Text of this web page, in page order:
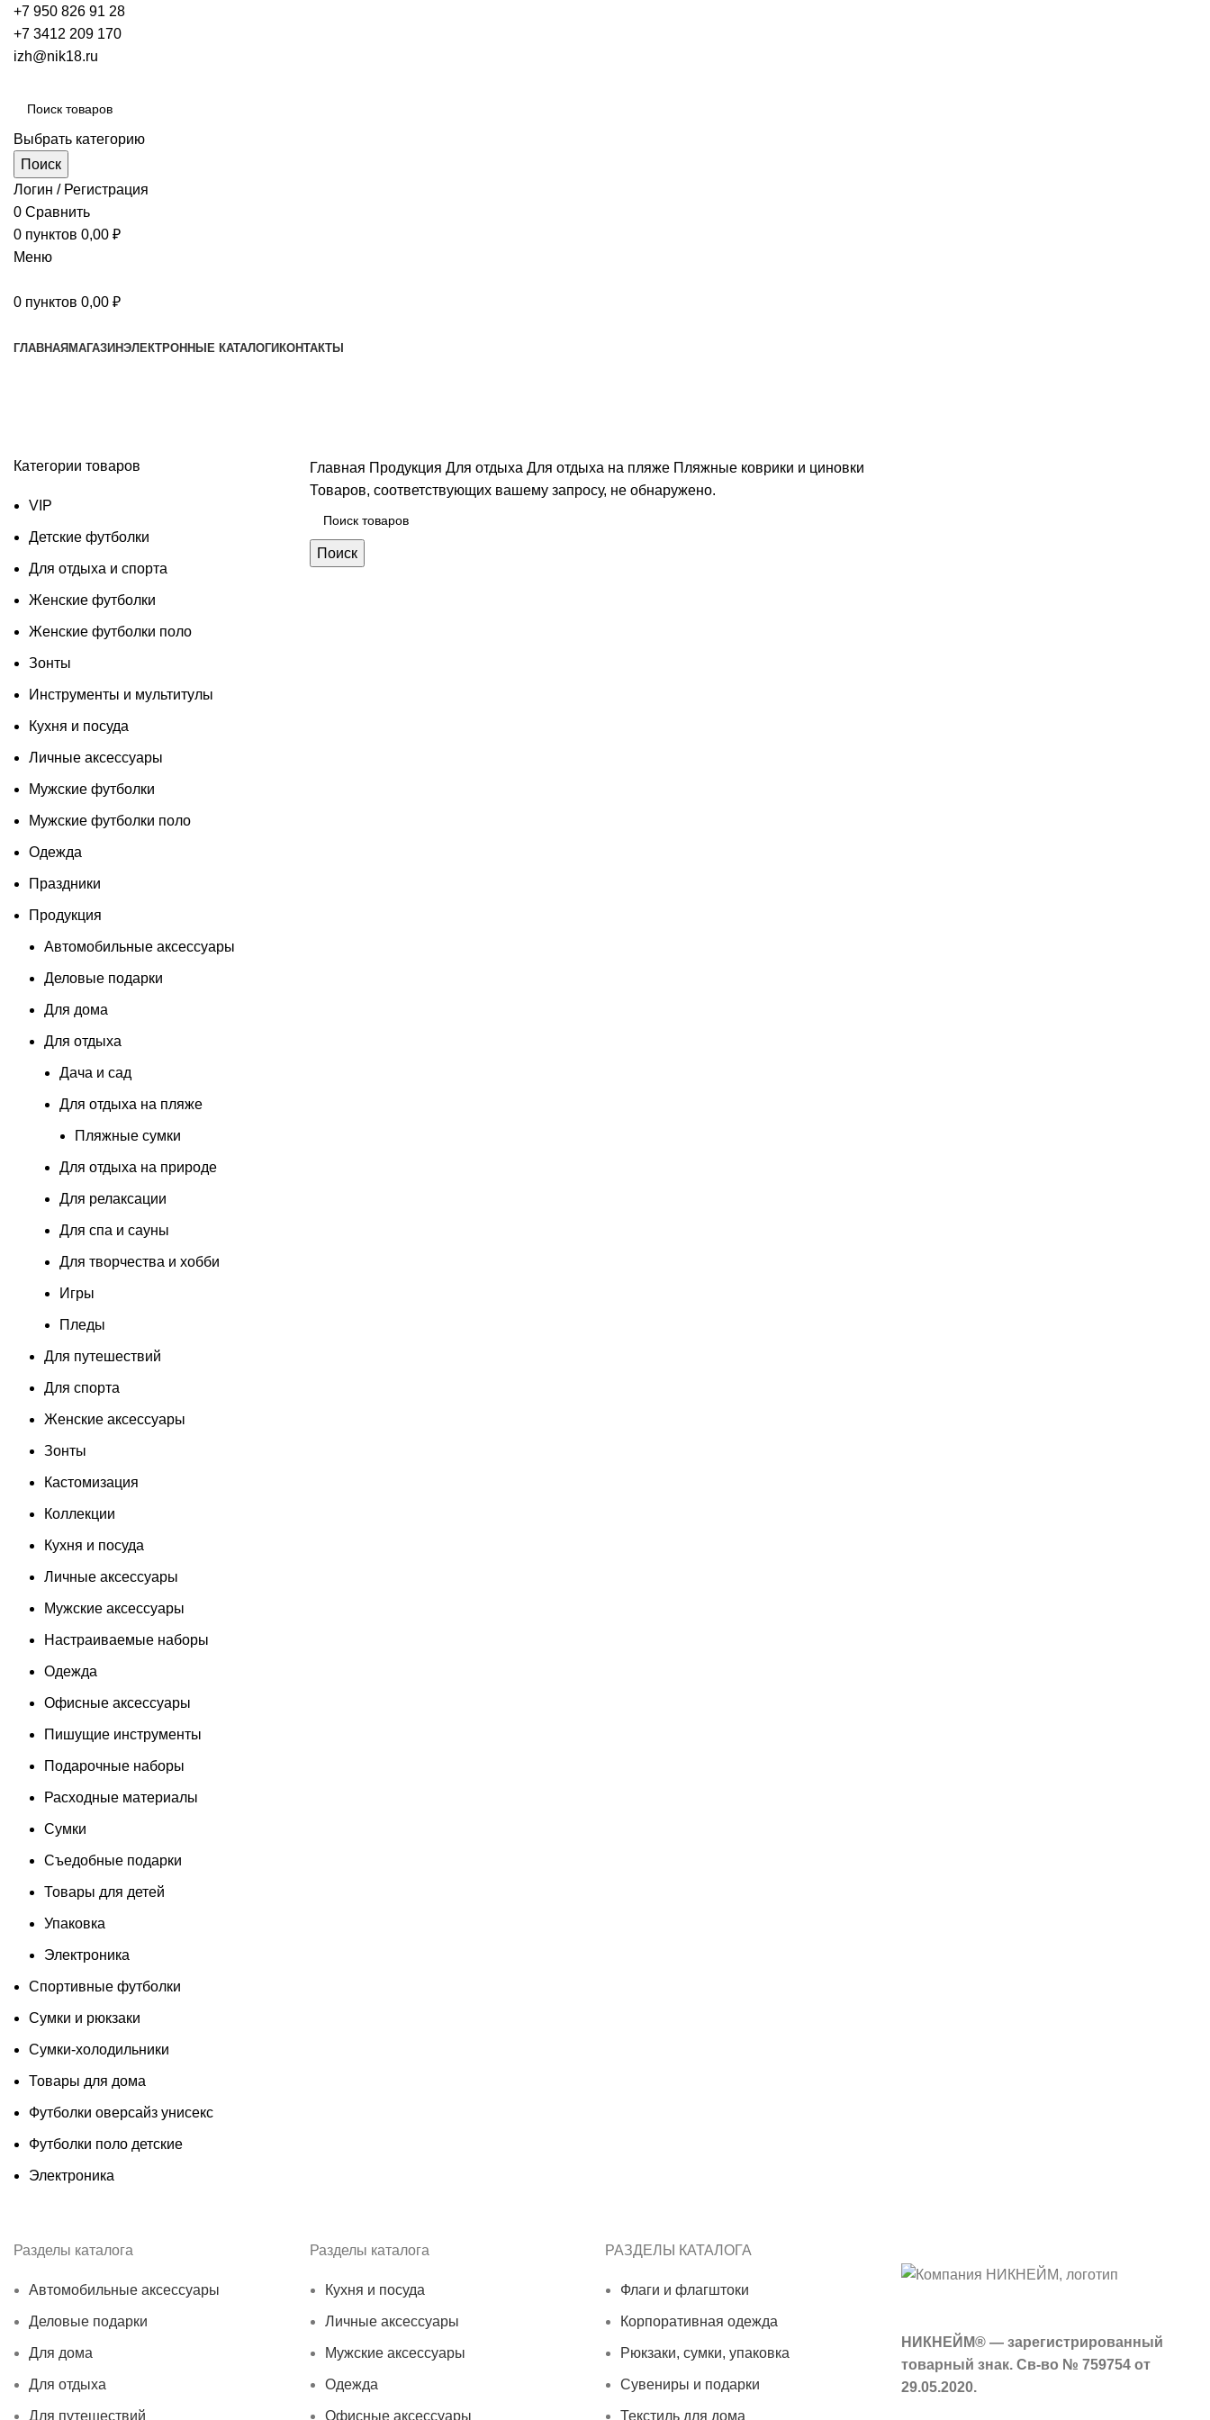
+7 950 826 91 28
+7 3412 209 170
izh@nik18.ru
Выбрать категорию
Поиск
Логин / Регистрация
0 Сравнить
0 пунктов 0,00 ₽
Меню
0 пунктов 0,00 ₽
ГЛАВНАЯ МАГАЗИНЭЛЕКТРОННЫЕ КАТАЛОГИ КОНТАКТЫ
Категории товаров
VIP
Детские футболки
Для отдыха и спорта
Женские футболки
Женские футболки поло
Зонты
Инструменты и мультитулы
Кухня и посуда
Личные аксессуары
Мужские футболки
Мужские футболки поло
Одежда
Праздники
Продукция
Автомобильные аксессуары
Деловые подарки
Для дома
Для отдыха
Дача и сад
Для отдыха на пляже
Пляжные сумки
Для отдыха на природе
Для релаксации
Для спа и сауны
Для творчества и хобби
Игры
Пледы
Для путешествий
Для спорта
Женские аксессуары
Зонты
Кастомизация
Коллекции
Кухня и посуда
Личные аксессуары
Мужские аксессуары
Настраиваемые наборы
Одежда
Офисные аксессуары
Пишущие инструменты
Подарочные наборы
Расходные материалы
Сумки
Съедобные подарки
Товары для детей
Упаковка
Электроника
Спортивные футболки
Сумки и рюкзаки
Сумки-холодильники
Товары для дома
Футболки оверсайз унисекс
Футболки поло детские
Электроника
Главная Продукция Для отдыха Для отдыха на пляже Пляжные коврики и циновки
Товаров, соответствующих вашему запросу, не обнаружено.
Поиск
Разделы каталога
Автомобильные аксессуары
Деловые подарки
Для дома
Для отдыха
Для путешествий
Разделы каталога
Кухня и посуда
Личные аксессуары
Мужские аксессуары
Одежда
Офисные аксессуары
РАЗДЕЛЫ КАТАЛОГА
Флаги и флагштоки
Корпоративная одежда
Рюкзаки, сумки, упаковка
Сувениры и подарки
Текстиль для дома
НИКНЕЙМ® — зарегистрированный
товарный знак. Св-во № 759754 от
29.05.2020.